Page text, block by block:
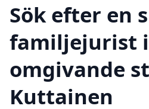
Sök efter en
familjejurist
omgivande
Kuttainen